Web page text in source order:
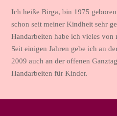
Ich heiße Birga, bin 1975
schon seit meiner Kindheit sehr
Handarbeiten habe ich vieles von
Seit einigen Jahren gebe ich an
2009 auch an der offenen
Handarbeiten für Kinder.